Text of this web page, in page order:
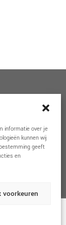
informatie over je
kunnen wij
geeft
en
voorkeuren